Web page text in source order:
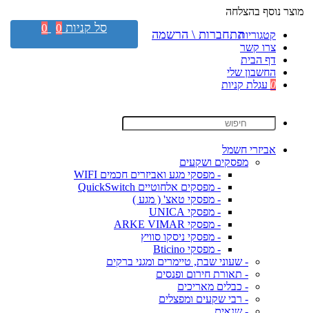
מוצר נוסף בהצלחה
קטגוריות
צרו קשר
דף הבית
החשבון שלי
0 עגלת קניות
אביזרי חשמל
מפסקים ושקעים
- מפסקי מגע ואביזרים חכמים WIFI
- מפסקים אלחוטיים QuickSwitch
- מפסקי טאצ' ( מגע )
- מפסקי UNICA
- מפסקי ARKE VIMAR
- מפסקי ניסקו סוויץ
- מפסקי Bticino
- שעוני שבת, טיימרים ומגני ברקים
- תאורת חירום ופנסים
- כבלים מאריכים
- רבי שקעים ומפצלים
התחברות \ הרשמה סל קניות 0
0